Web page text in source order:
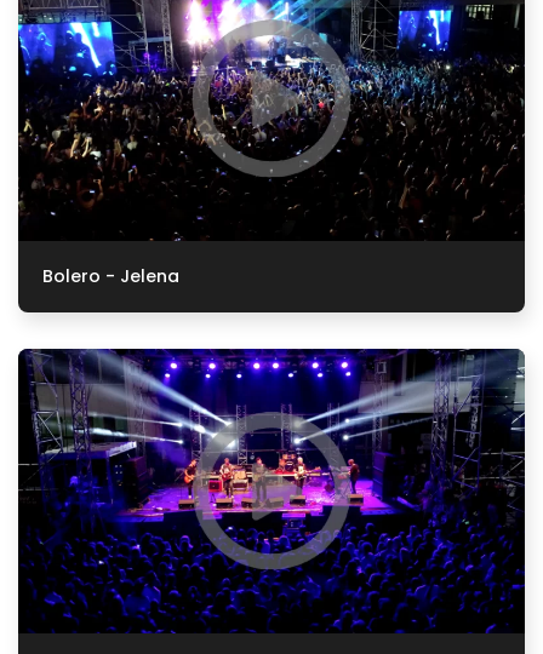
Bolero - Jelena